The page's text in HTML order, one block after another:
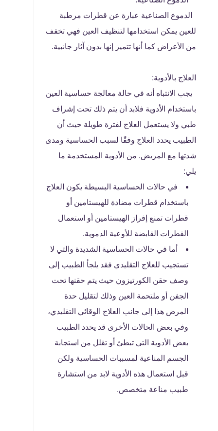
الدموع الصناعية عبارة عن قطرات مرطبة
للعين يمكن استخدامها لتنظيف العين فهي تخفف
من الأعراض كما أنها تتميز إنها بدون آثار جانبية.
العلاج بالأدوية:
يجب الانتباه أنه في حالة معالجة حساسية العين
باستخدام الأدوية فلابد أن يتم ذلك تحت إشراف
طبي ولا يستعمل العلاج لفترة طويلة حيث أن
الطبيب يحدد العلاج وفقًا لسبب الحساسية ومدى
شدتها مع المريض. من الأدوية المستخدمة ما
يلي:
في حالات الحساسية البسيطة يكون العلاج
باستخدام قطرات مضادة للهيستامين أو
قطرات تمنع إفراز الهيستامين أو استعمال
القطرات القابضة للأوعية الدموية.
أما في حالات الحساسية الشديدة والتي لا
تستجيب للعلاج التقليدي فقد يلجأ الطبيب إلى
وصف حقن الكورتيزون حيث يتم حقنها تحت
الجفن أو ملتحمة العين وذلك لتقليل حدة
المرض هذا إلى جانب العلاج الوقائي التقليدي،
وفي بعض الحالات الأخرى قد يحدد الطبيب
بعض الأدوية التي تبطئ أو تقلل من استجابة
الجسم المناعية لمسببات الحساسية ولكن
قبل استعمال هذه الأدوية لابد من استشارة
طبيب مناعة متخصص.